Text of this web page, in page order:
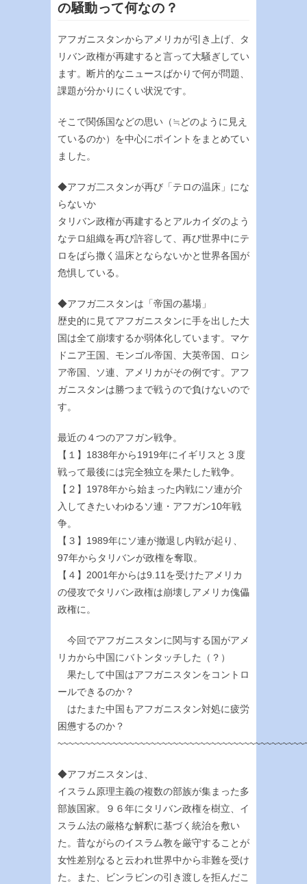
の騒動って何なの？
アフガニスタンからアメリカが引き上げ、タ
リバン政権が再建すると言って大騒ぎしてい
ます。断片的なニュースばかりで何が問題、
課題が分かりにくい状況です。
そこで関係国などの思い（≒どのように見え
ているのか）を中心にポイントをまとめてい
ました。
◆アフガ二スタンが再び「テロの温床」にな
らないか
タリバン政権が再建するとアルカイダのよう
なテロ組織を再び許容して、再び世界中にテ
ロをばら撒く温床とならないかと世界各国が
危惧している。
◆アフガ二スタンは「帝国の墓場」
歴史的に見てアフガニスタンに手を出した大
国は全て崩壊するか弱体化しています。マケ
ドニア王国、モンゴル帝国、大英帝国、ロシ
ア帝国、ソ連、アメリカがその例です。アフ
ガニスタンは勝つまで戦うので負けないので
す。
最近の４つのアフガン戦争。
【１】1838年から1919年にイギリスと３度
戦って最後には完全独立を果たした戦争。
【２】1978年から始まった内戦にソ連が介
入してきたいわゆるソ連・アフガン10年戦
争。
【３】1989年にソ連が撤退し内戦が起り、
97年からタリバンが政権を奪取。
【４】2001年からは9.11を受けたアメリカ
の侵攻でタリバン政権は崩壊しアメリカ傀儡
政権に。
今回でアフガニスタンに関与する国がアメ
リカから中国にバトンタッチした（？）
果たして中国はアフガニスタンをコントロ
ールできるのか？
はたまた中国もアフガニスタン対処に疲労
困憊するのか？
◆アフガニスタンは、
イスラム原理主義の複数の部族が集まった多
部族国家。９６年にタリバン政権を樹立、イ
スラム法の厳格な解釈に基づく統治を敷い
た。昔ながらのイスラム教を厳守することが
女性差別なると云われ世界中から非難を受け
た。また、ビンラビンの引き渡しを拒んだこ